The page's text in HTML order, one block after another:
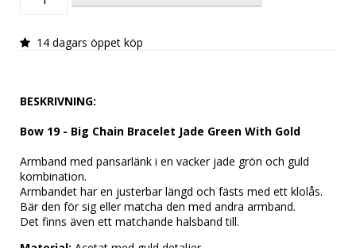
14 dagars öppet köp
BESKRIVNING:
Bow 19 - Big Chain Bracelet Jade Green With Gold
Armband med pansarlänk i en vacker jade grön och guld
kombination.
Armbandet har en justerbar längd och fästs med ett klolås.
Bär den för sig eller matcha den med andra armband.
Det finns även ett matchande halsband till.